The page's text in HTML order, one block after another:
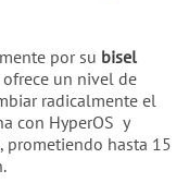
por su bisel
ofrece un nivel de
radicalmente el
con HyperOS y
prometiendo hasta 15